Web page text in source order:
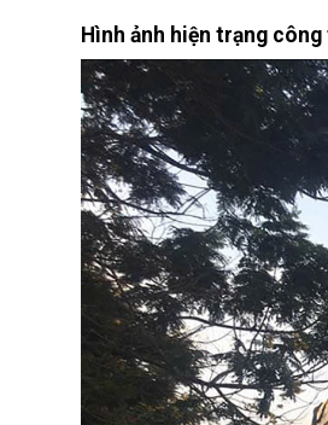
Hình ảnh hiện trạng